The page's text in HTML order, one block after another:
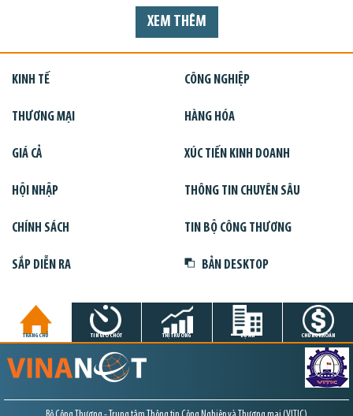
XEM THÊM
KINH TẾ CÔNG NGHIỆP
THƯƠNG MẠI HÀNG HÓA
GIÁ CẢ XÚC TIẾN KINH DOANH
HỘI NHẬP THÔNG TIN CHUYÊN SÂU
CHÍNH SÁCH TIN BỘ CÔNG THƯƠNG
SẮP DIỄN RA BẢN DESKTOP
TRANG CHỦ TIN GIỜ CHÓT THỊ TRƯỜNG DỰ ÁN CHỨNG KHOÁN